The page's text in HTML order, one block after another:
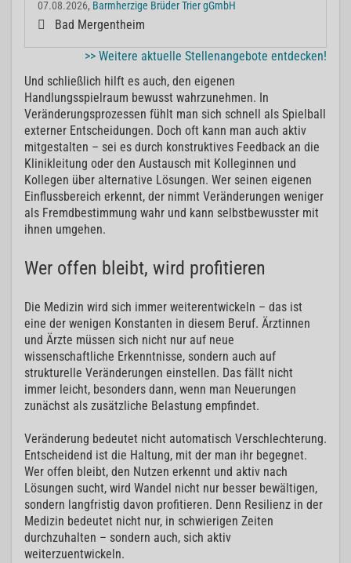
07.08.2026, Barmherzige Brüder Trier gGmbH
Bad Mergentheim
>> Weitere aktuelle Stellenangebote entdecken!
Und schließlich hilft es auch, den eigenen
Handlungsspielraum bewusst wahrzunehmen. In
Veränderungsprozessen fühlt man sich schnell als Spielball
externer Entscheidungen. Doch oft kann man auch aktiv
mitgestalten – sei es durch konstruktives Feedback an die
Klinikleitung oder den Austausch mit Kolleginnen und
Kollegen über alternative Lösungen. Wer seinen eigenen
Einflussbereich erkennt, der nimmt Veränderungen weniger
als Fremdbestimmung wahr und kann selbstbewusster mit
ihnen umgehen.
Wer offen bleibt, wird profitieren
Die Medizin wird sich immer weiterentwickeln – das ist
eine der wenigen Konstanten in diesem Beruf. Ärztinnen
und Ärzte müssen sich nicht nur auf neue
wissenschaftliche Erkenntnisse, sondern auch auf
strukturelle Veränderungen einstellen. Das fällt nicht
immer leicht, besonders dann, wenn man Neuerungen
zunächst als zusätzliche Belastung empfindet.
Veränderung bedeutet nicht automatisch Verschlechterung.
Entscheidend ist die Haltung, mit der man ihr begegnet.
Wer offen bleibt, den Nutzen erkennt und aktiv nach
Lösungen sucht, wird Wandel nicht nur besser bewältigen,
sondern langfristig davon profitieren. Denn Resilienz in der
Medizin bedeutet nicht nur, in schwierigen Zeiten
durchzuhalten – sondern auch, sich aktiv
weiterzuentwickeln.